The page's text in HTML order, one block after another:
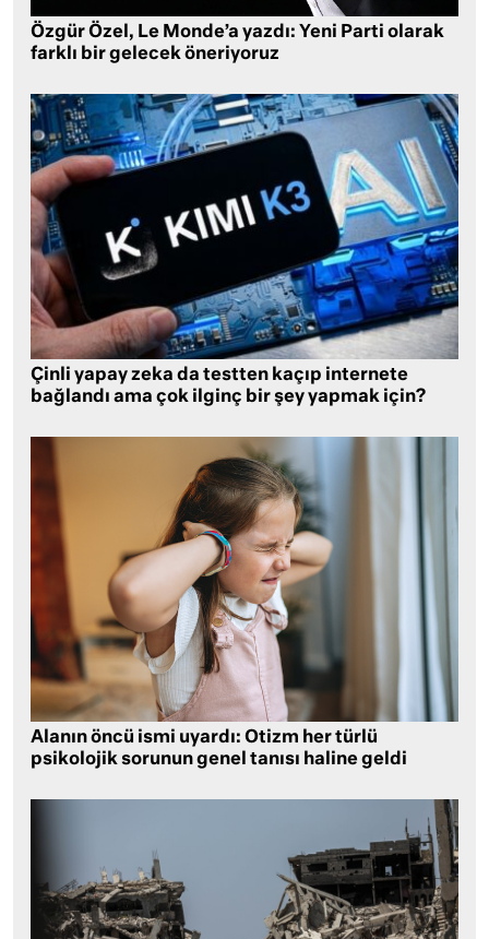
Özgür Özel, Le Monde’a yazdı: Yeni Parti olarak
farklı bir gelecek öneriyoruz
Çinli yapay zeka da testten kaçıp internete
bağlandı ama çok ilginç bir şey yapmak için?
Alanın öncü ismi uyardı: Otizm her türlü
psikolojik sorunun genel tanısı haline geldi